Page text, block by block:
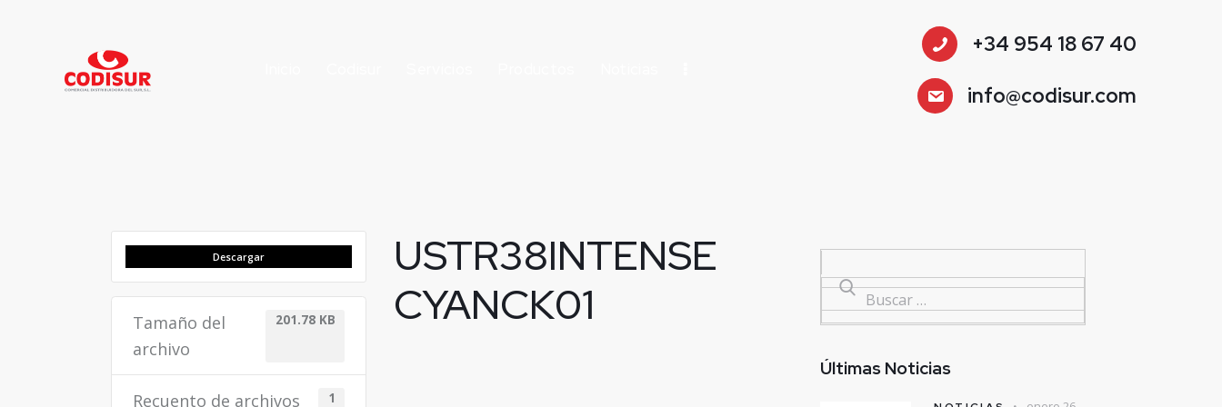
+34 954 18 67 40
info@codisur.com
Descargar
Tamaño del
archivo
201.78 KB
Recuento de archivos 1
USTR38INTENSE
CYANCK01
Últimas Noticias